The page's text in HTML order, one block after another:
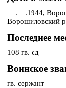
__.__.1944,
Ворошиловский
Последнее
108 гв. сд
Воинское
гв. сержант